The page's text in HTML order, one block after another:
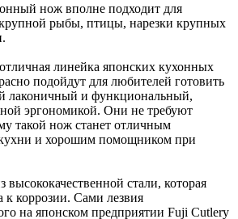
нож вполне подходит для
рыбы, птицы, нарезки крупных
линейка японских кухонных
подойдут для любителей готовить
лаконичный и функциональный,
эргономикой. Они не требуют
такой нож станет отличным
и хорошим помощником при
высококачественной стали, которая
к коррозии. Сами лезвия
на японском предприятии Fuji Cutlery